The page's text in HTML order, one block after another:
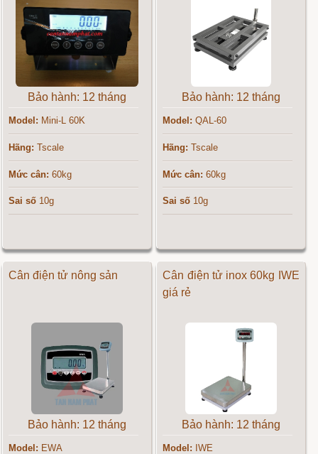
Bảo hành: 12 tháng
Model: Mini-L 60K
Hãng: Tscale
Mức cân: 60kg
Sai số 10g
Bảo hành: 12 tháng
Model: QAL-60
Hãng: Tscale
Mức cân: 60kg
Sai số 10g
Cân điện tử nông sản
Bảo hành: 12 tháng
Model: EWA
Cân điện tử inox 60kg IWE
giá rẻ
Bảo hành: 12 tháng
Model: IWE